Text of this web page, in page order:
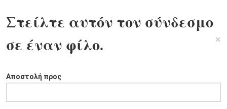
Στείλτε αυτόν τον σύνδεσμο
σε έναν φίλο.
×
Αποστολή προς